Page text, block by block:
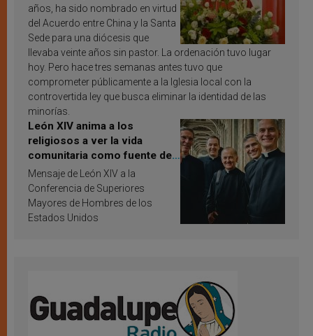
años, ha sido nombrado en virtud
del Acuerdo entre China y la Santa
Sede para una diócesis que
llevaba veinte años sin pastor. La ordenación tuvo lugar
hoy. Pero hace tres semanas antes tuvo que
comprometer públicamente a la Iglesia local con la
controvertida ley que busca eliminar la identidad de las
minorías.
León XIV anima a los
religiosos a ver la vida
comunitaria como fuente de
inspiración y santificación
Mensaje de León XIV a la
Conferencia de Superiores
Mayores de Hombres de los
Estados Unidos